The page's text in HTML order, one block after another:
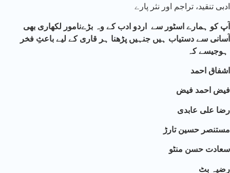
ادبی تنقید، تراجم اور نثر پارے
پ کو ہمارے اسٹور سے اردو ادب کے وہ بڑےنامور لکھاری بھی
آسانی سے دستیاب ہیں جنہیں پڑھنا ہر قاری کے لیے باعثِ فخر
اشفاق احمد
فیض احمد فیض
رضا علی عابدی
مستنصر حسین تارڑ
سعادت حسن منٹو
رضیہ بٹ